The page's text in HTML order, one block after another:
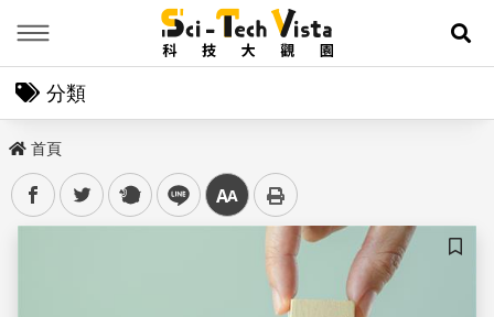
展
分類
首頁
facebooktwitter plurk line 中
儲存